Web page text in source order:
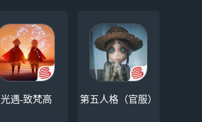
光遇-致梵高 第五人格（官服）